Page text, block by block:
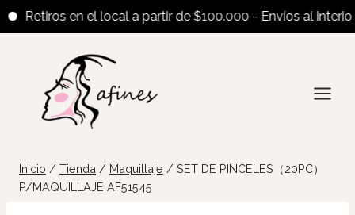
Retiros en el local a partir de $100.000 - Envíos al interior a
contenido
Inicio / Tienda / Maquillaje / SET DE PINCELES（20PC）
P/MAQUILLAJE AF51545